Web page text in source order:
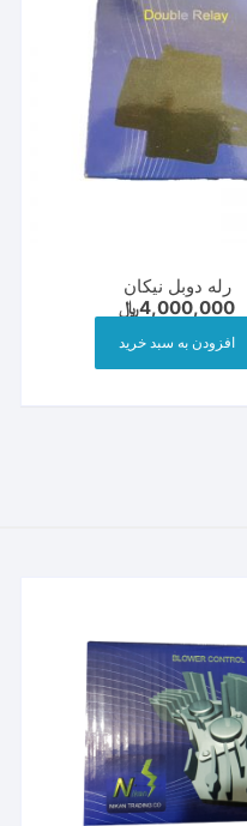
رله دوبل نیکان
4,000,000﷼
افزودن به سبد خرید